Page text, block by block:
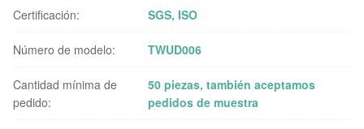
Certificación: SGS, ISO
Número de modelo: TWUD006
Cantidad mínima de
pedido:
50 piezas, también aceptamos
pedidos de muestra